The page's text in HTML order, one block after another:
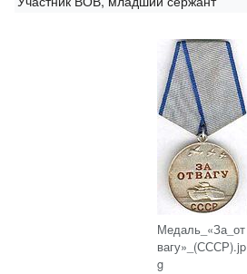
Медаль_«За_от
вагу»_(СССР).jp
g